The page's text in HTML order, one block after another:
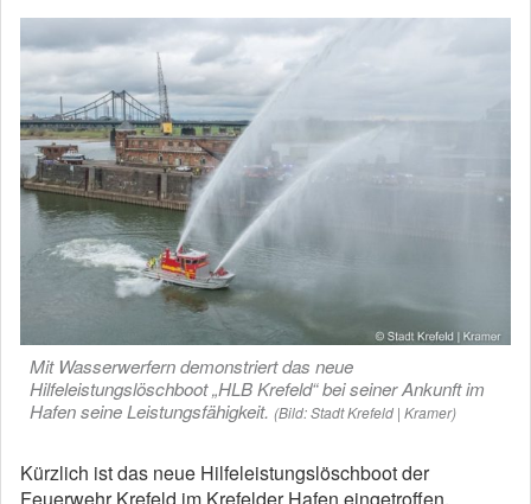
Mit Wasserwerfern demonstriert das neue
Hilfeleistungslöschboot „HLB Krefeld“ bei seiner Ankunft im
Hafen seine Leistungsfähigkeit. (Bild: Stadt Krefeld | Kramer)
Kürzlich ist das neue Hilfeleistungslöschboot der